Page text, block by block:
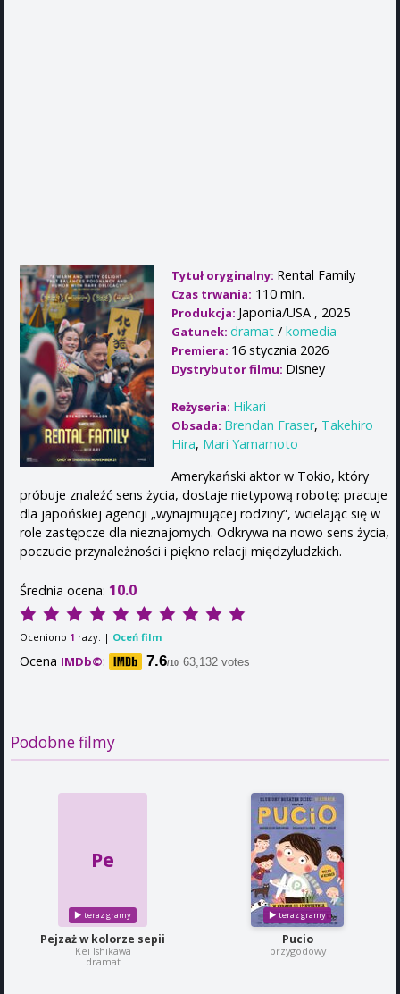
Tytuł oryginalny: Rental Family
Czas trwania: 110 min.
Produkcja: Japonia/USA , 2025
Gatunek: dramat / komedia
Premiera: 16 stycznia 2026
Dystrybutor filmu: Disney
Reżyseria: Hikari
Obsada: Brendan Fraser, Takehiro
Hira, Mari Yamamoto
Amerykański aktor w Tokio, który
próbuje znaleźć sens życia, dostaje nietypową robotę: pracuje
dla japońskiej agencji „wynajmującej rodziny”, wcielając się w
role zastępcze dla nieznajomych. Odkrywa na nowo sens życia,
poczucie przynależności i piękno relacji międzyludzkich.
Średnia ocena: 10.0
Oceniono 1 razy. | Oceń film
Ocena IMDb©: 7.6/10 63,132 votes
Podobne filmy
Pe
Pejzaż w kolorze sepii
Kei Ishikawa
dramat
Pucio
przygodowy